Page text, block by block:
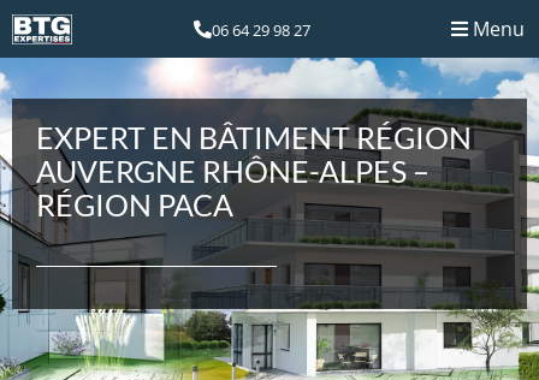
06 64 29 98 27 Menu
EXPERT EN BÂTIMENT RÉGION
AUVERGNE RHÔNE-ALPES –
RÉGION PACA